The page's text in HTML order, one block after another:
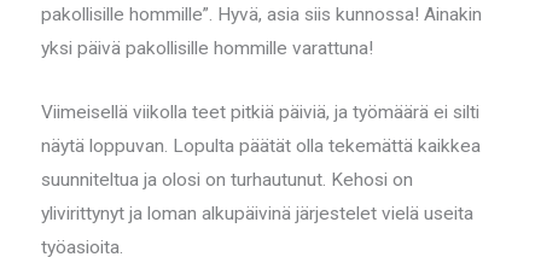
pakollisille hommille”. Hyvä, asia siis kunnossa! Ainakin
yksi päivä pakollisille hommille varattuna!
Viimeisellä viikolla teet pitkiä päiviä, ja työmäärä ei silti
näytä loppuvan. Lopulta päätät olla tekemättä kaikkea
suunniteltua ja olosi on turhautunut. Kehosi on
ylivirittynyt ja loman alkupäivinä järjestelet vielä useita
työasioita.